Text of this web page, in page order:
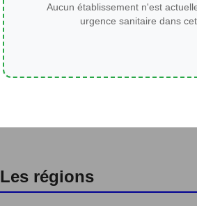
Aucun établissement n'est
urgence sanitaire dans
Les régions